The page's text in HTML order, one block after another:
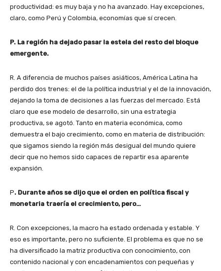
productividad: es muy baja y no ha avanzado. Hay excepciones,
claro, como Perú y Colombia, economías que sí crecen.
P. La región ha dejado pasar la estela del resto del bloque
emergente.
R. A diferencia de muchos países asiáticos, América Latina ha
perdido dos trenes: el de la política industrial y el de la innovación,
dejando la toma de decisiones a las fuerzas del mercado. Está
claro que ese modelo de desarrollo, sin una estrategia
productiva, se agotó. Tanto en materia económica, como
demuestra el bajo crecimiento, como en materia de distribución:
que sigamos siendo la región más desigual del mundo quiere
decir que no hemos sido capaces de repartir esa aparente
expansión.
P. Durante años se dijo que el orden en política fiscal y
monetaria traería el crecimiento, pero…
R. Con excepciones, la macro ha estado ordenada y estable. Y
eso es importante, pero no suficiente. El problema es que no se
ha diversificado la matriz productiva con conocimiento, con
contenido nacional y con encadenamientos con pequeñas y